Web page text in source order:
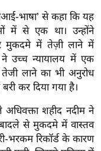
भाषा’ से कहा कि यह
से एक था। उन्होंने
मुकदमे में तेज़ी लाने में
उच्च न्यायालय में एक
लाने का भी अनुरोध
कर दिया गया है।
शहीद नदीम ने
से मुकदमे में वास्तव
भरकम रिकॉर्ड के कारण